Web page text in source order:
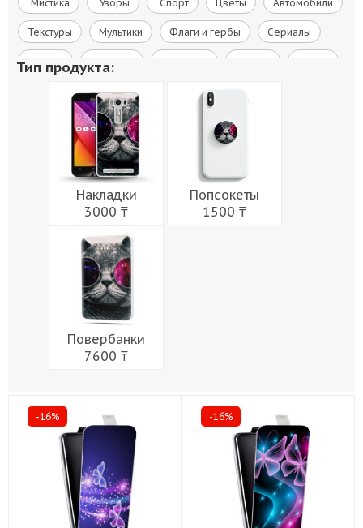
Мистика Узоры Спорт Цветы Автомобили
Текстуры Мультики Флаги и гербы Сериалы
Космос Природа Живопись Города Армия
Музыка
Праздники
Тип продукта:
Накладки
3000 ₸
Попсокеты
1500 ₸
Повербанки
7600 ₸
-16% -16%